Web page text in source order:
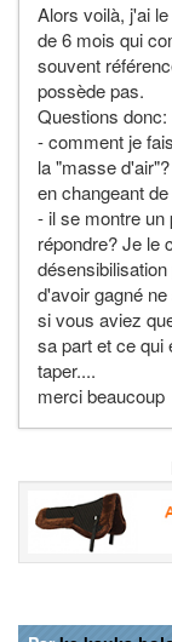
Alors voilà, j'ai
de 6 mois qui
souvent
possède pas.
Questions donc:
- comment je
la "masse
en changeant
- il se montre
répondre? Je le
d'avoir gagné
si vous aviez
sa part et ce qui
taper....
merci beaucoup